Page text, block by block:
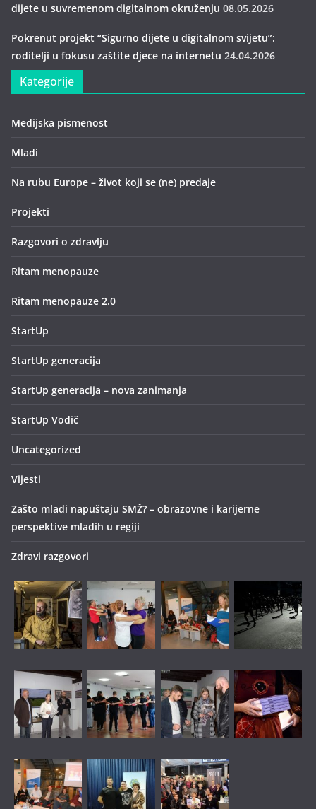
dijete u suvremenom digitalnom okruženju 08.05.2026
Pokrenut projekt “Sigurno dijete u digitalnom svijetu”:
roditelji u fokusu zaštite djece na internetu 24.04.2026
Kategorije
Medijska pismenost
Mladi
Na rubu Europe – život koji se (ne) predaje
Projekti
Razgovori o zdravlju
Ritam menopauze
Ritam menopauze 2.0
StartUp
StartUp generacija
StartUp generacija – nova zanimanja
StartUp Vodič
Uncategorized
Vijesti
Zašto mladi napuštaju SMŽ? – obrazovne i karijerne
perspektive mladih u regiji
Zdravi razgovori